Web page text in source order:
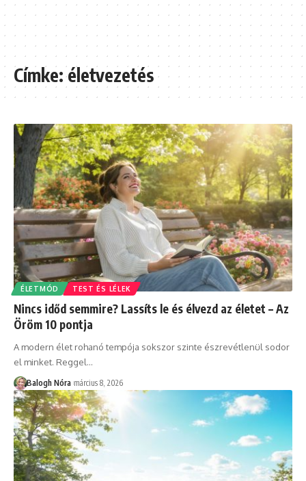
Címke:életvezetés
ÉLETMÓD TEST ÉS LÉLEK
Nincs időd semmire? Lassíts le és élvezd az életet – Az
Öröm 10 pontja
A modern élet rohanó tempója sokszor szinte észrevétlenül sodor
el minket. Reggel…
Balogh Nóra március 8, 2026